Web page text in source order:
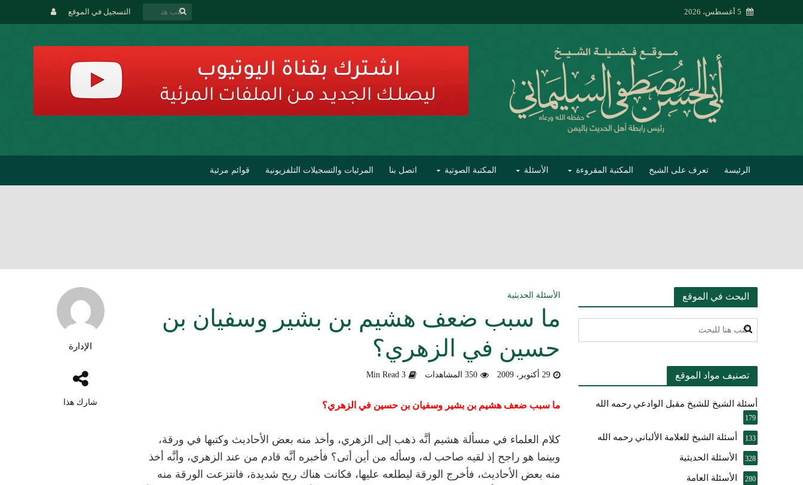
التسجيل في الموقع 5 أغسطس، 2026
الرئيسة تعرف على الشيخ المكتبة المقروءة الأسئلة المكتبة الصوتية اتصل بنا المرئيات والتسجيلات التلفزيونية قوائم مرئية
التعليق على ميثاق العمل الدعوي بين علماء ودعاة اليمن (صوت)
أسئلة عبدالله السليماني الحديثية للشيخ المحدث أبي الحسن السليماني
بيان بشأن حادث نيوزلندا الإرهابي
حقيقة موقف الشيخ الألباني رحمه الله من أخطاء الجماعات الإسلامية
شرح الضوابط الفقهية في التعامل مع المخالف – صوت
تعقيب على مقال الدكتور صادق بن محمد البيضاني حول فَهْمِهِ كلامي عن تنظيم القاعدة
النصيحة والتبيان لأهل السودان
الإدارة
شارك هذا
الأسئلة الحديثية
ما سبب ضعف هشيم بن بشير وسفيان بن
حسين في الزهري؟
29 أكتوبر، 2009 350 المشاهدات 3 Min Read
ما سبب ضعف هشيم بن بشير وسفيان بن حسين في الزهري؟
كلام العلماء في مسألة هشيم أنَّه ذهب إلى الزهري، وأخذ منه بعض الأحاديث وكتبها في ورقة،
وبينما هو راجح إذ لقيه صاحب له، وسأله من أين أتى؟ فأخبره أنَّه قادم من عند الزهري، وأنَّه أخذ
منه بعض الأحاديث، فأخرج الورقة ليطلعه عليها، فكانت هناك ريح شديدة، فانتزعت الورقة منه
البحث في الموقع
تصنيف مواد الموقع
أسئلة الشيخ للشيخ مقبل الوادعي رحمه الله
179
أسئلة الشيخ للعلامة الألباني رحمه الله 133
الأسئلة الحديثية 328
الأسئلة العامة 280